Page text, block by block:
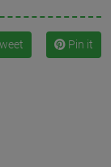
Pin it